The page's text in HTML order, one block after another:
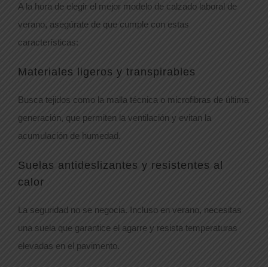
A la hora de elegir el mejor modelo de calzado laboral de
verano, asegúrate de que cumple con estas
características:
Materiales ligeros y transpirables
Busca tejidos como la malla técnica o microfibras de última
generación, que permiten la ventilación y evitan la
acumulación de humedad.
Suelas antideslizantes y resistentes al
calor
La seguridad no se negocia. Incluso en verano, necesitas
una suela que garantice el agarre y resista temperaturas
elevadas en el pavimento.